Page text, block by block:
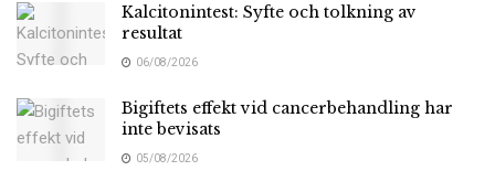
Kalcitonintest: Syfte och tolkning av
resultat
06/08/2026
Bigiftets effekt vid cancerbehandling har
inte bevisats
05/08/2026